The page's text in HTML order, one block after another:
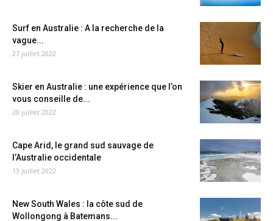
Surf en Australie : A la recherche de la
vague...
27 juillet 2022
Skier en Australie : une expérience que l’on
vous conseille de...
20 juillet 2022
Cape Arid, le grand sud sauvage de
l’Australie occidentale
13 juillet 2022
New South Wales : la côte sud de
Wollongong à Batemans...